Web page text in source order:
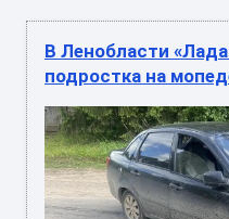
В Ленобласти
подростка на